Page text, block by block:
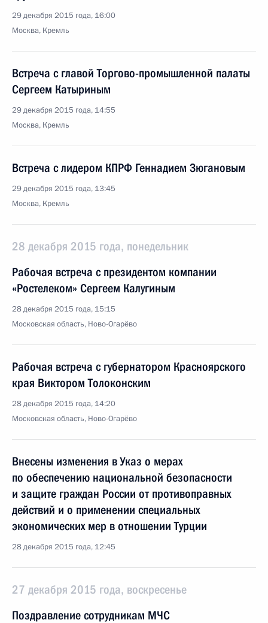
29 декабря 2015 года, 16:00
Москва, Кремль
Встреча с главой Торгово-промышленной палаты
Сергеем Катыриным
29 декабря 2015 года, 14:55
Москва, Кремль
Встреча с лидером КПРФ Геннадием Зюгановым
29 декабря 2015 года, 13:45
Москва, Кремль
28 декабря 2015 года, понедельник
Рабочая встреча с президентом компании
«Ростелеком» Сергеем Калугиным
28 декабря 2015 года, 15:15
Московская область, Ново-Огарёво
Рабочая встреча с губернатором Красноярского
края Виктором Толоконским
28 декабря 2015 года, 14:20
Московская область, Ново-Огарёво
Внесены изменения в Указ о мерах
по обеспечению национальной безопасности
и защите граждан России от противоправных
действий и о применении специальных
экономических мер в отношении Турции
28 декабря 2015 года, 12:45
27 декабря 2015 года, воскресенье
Поздравление сотрудникам МЧС